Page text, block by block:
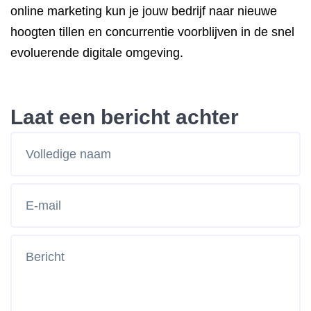
online marketing kun je jouw bedrijf naar nieuwe
hoogten tillen en concurrentie voorblijven in de snel
evoluerende digitale omgeving.
Laat een bericht achter